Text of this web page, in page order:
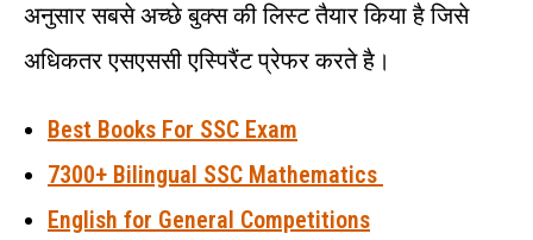
अनुसार सबसे अच्छे बुक्स की लिस्ट तैयार किया है जिसे
अधिकतर एसएससी एस्पिरैंट प्रेफर करते है।
Best Books For SSC Exam
7300+ Bilingual SSC Mathematics
English for General Competitions